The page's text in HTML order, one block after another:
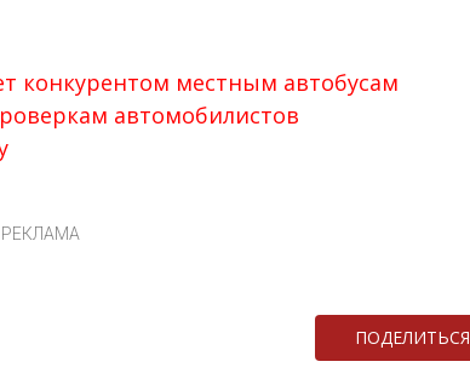
конкурентом местным автобусам
автомобилистов
РЕКЛАМА
ПОДЕЛИТЬСЯ